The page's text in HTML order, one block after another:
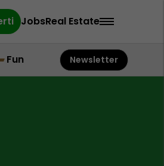
JobsReal Estate
Fun Newsletter